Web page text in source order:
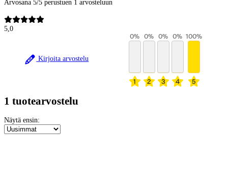
Arvosana 5/5 perustuen 1 arvosteluun
5,0
Kirjoita arvostelu
1
0%
2
0%
3
0%
4
0%
5
100%
1 tuotearvostelu
Näytä ensin: